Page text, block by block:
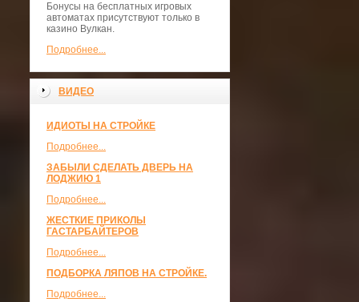
Бонусы на бесплатных игровых
автоматах присутствуют только в
казино Вулкан.
Подробнее...
ВИДЕО
ИДИОТЫ НА СТРОЙКЕ
Подробнее...
ЗАБЫЛИ СДЕЛАТЬ ДВЕРЬ НА
ЛОДЖИЮ 1
Подробнее...
ЖЕСТКИЕ ПРИКОЛЫ
ГАСТАРБАЙТЕРОВ
Подробнее...
ПОДБОРКА ЛЯПОВ НА СТРОЙКЕ.
Подробнее...